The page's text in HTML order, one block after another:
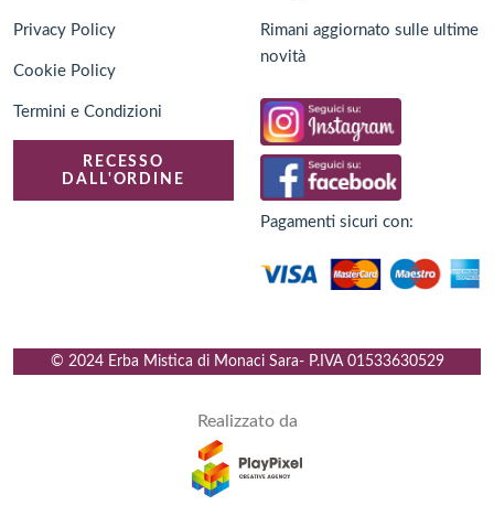
Privacy Policy
Cookie Policy
Termini e Condizioni
RECESSO
DALL'ORDINE
Rimani aggiornato sulle ultime
novità
Pagamenti sicuri con:
© 2024 Erba Mistica di Monaci Sara- P.IVA 01533630529
Realizzato da